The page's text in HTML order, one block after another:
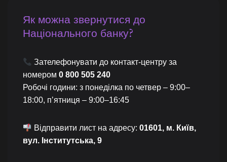
Як можна звернутися до
Національного банку?
Зателефонувати до контакт-центру за
номером 0 800 505 240
Робочі години: з понеділка по четвер – 9:00–
18:00, пʼятниця – 9:00–16:45
Відправити лист на адресу:01601, м. Київ,
вул. Інститутська, 9